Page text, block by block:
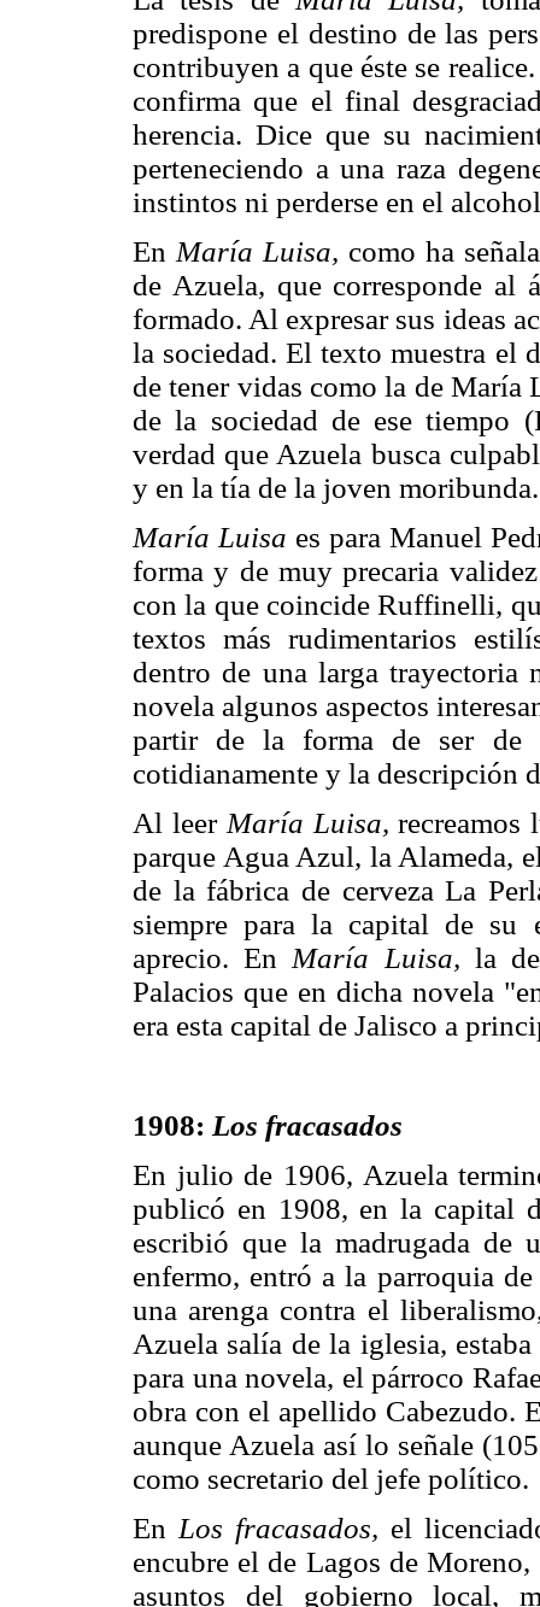
predispone el destino de las
contribuyen a que éste se
confirma que el final
herencia. Dice que su
perteneciendo a una raza
instintos ni perderse en el
En María Luisa, como ha
de Azuela, que corresponde
formado. Al expresar sus ideas
la sociedad. El texto muestra el
de tener vidas como la de
de la sociedad de ese tiempo
verdad que Azuela busca
y en la tía de la joven
María Luisa es para Manuel
forma y de muy precaria
con la que coincide Ruffinelli,
textos más rudimentarios
dentro de una larga trayectoria
novela algunos aspectos
partir de la forma de ser de
cotidianamente y la descripción
Al leerMaría Luisa,
parque Agua Azul, la Alameda,
de la fábrica de cerveza La
siempre para la capital de su
aprecio. EnMaría Luisa, la
Palacios que en dicha novela
era esta capital de Jalisco a
1908: Los fracasados
En julio de 1906, Azuela
publicó en 1908, en la capital
escribió que la madrugada de
enfermo, entró a la parroquia
una arenga contra el
Azuela salía de la iglesia,
para una novela, el párroco
obra con el apellido Cabezudo.
aunque Azuela así lo señale
como secretario del jefe político.
En Los fracasados, el
encubre el de Lagos de
asuntos del gobierno local,